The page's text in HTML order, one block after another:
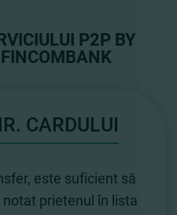
P2P BY
CARDULUI
este suficient să
prietenul în lista